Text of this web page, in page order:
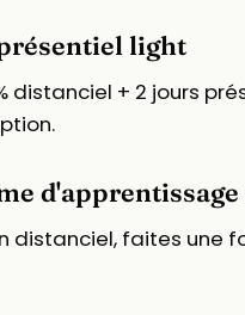
light
distanciel + 2 jours
distanciel, faites